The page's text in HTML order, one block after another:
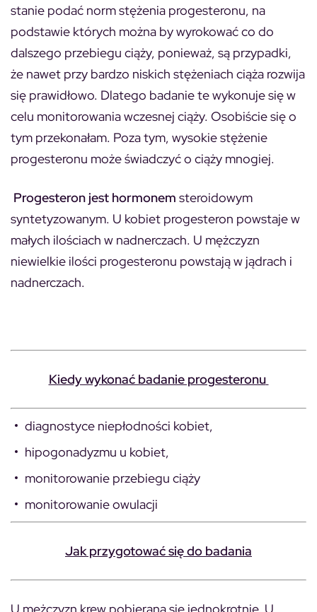
stanie podać norm stężenia progesteronu, na
podstawie których można by wyrokować co do
dalszego przebiegu ciąży, ponieważ, są przypadki,
że nawet przy bardzo niskich stężeniach ciąża rozwija
się prawidłowo. Dlatego badanie te wykonuje się w
celu monitorowania wczesnej ciąży. Osobiście się o
tym przekonałam. Poza tym, wysokie stężenie
progesteronu może świadczyć o ciąży mnogiej.
Progesteron jest hormonem steroidowym
syntetyzowanym. U kobiet progesteron powstaje w
małych ilościach w nadnerczach. U mężczyzn
niewielkie ilości progesteronu powstają w jądrach i
nadnerczach.
Kiedy wykonać badanie progesteronu
diagnostyce niepłodności kobiet,
hipogonadyzmu u kobiet,
monitorowanie przebiegu ciąży
monitorowanie owulacji
Jak przygotować się do badania